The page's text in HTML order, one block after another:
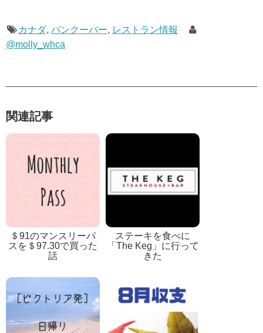
カナダ, バンクーバー, レストラン情報
@molly_whca
関連記事
＄91のマンスリーパ
スを＄97.30で買った
話
ステーキを食べに
「The Keg」に行って
きた